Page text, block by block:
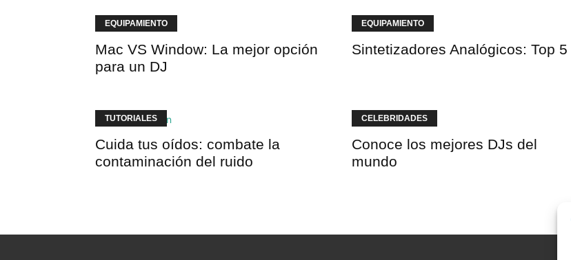
EQUIPAMIENTO
Mac VS Window: La mejor opción
para un DJ
EQUIPAMIENTO
Sintetizadores Analógicos: Top 5
TUTORIALES
Cuida tus oídos: combate la
contaminación del ruido
CELEBRIDADES
Conoce los mejores DJs del
mundo